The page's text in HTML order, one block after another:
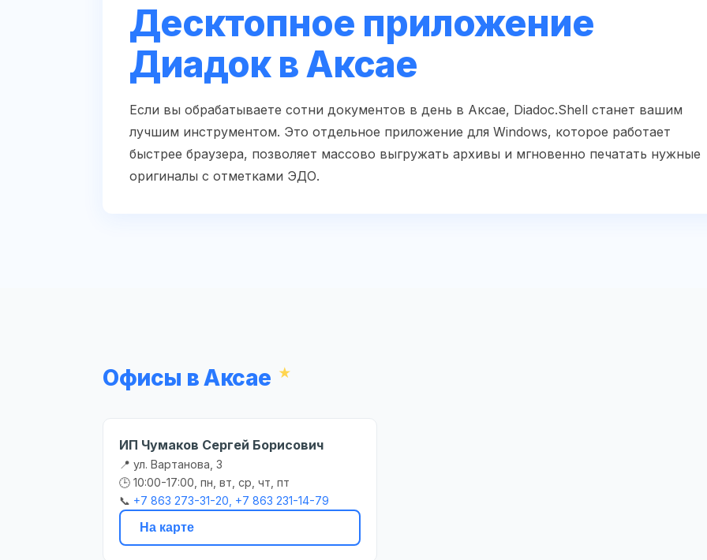
Десктопное приложение
Диадок в Аксае
Если вы обрабатываете сотни документов в день в Аксае, Diadoc.Shell станет вашим
лучшим инструментом. Это отдельное приложение для Windows, которое работает
быстрее браузера, позволяет массово выгружать архивы и мгновенно печатать нужные
оригиналы с отметками ЭДО.
Офисы в Аксае
ИП Чумаков Сергей Борисович
📍 ул. Вартанова, 3
🕒 10:00-17:00, пн, вт, ср, чт, пт
📞 +7 863 273-31-20, +7 863 231-14-79
На карте